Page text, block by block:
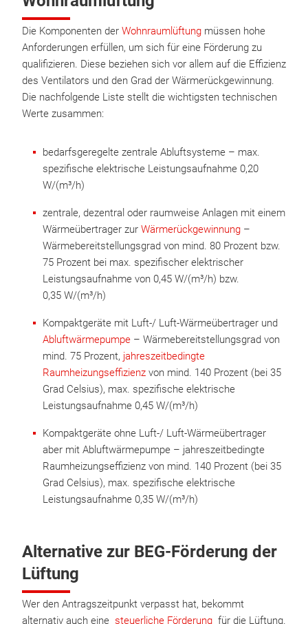
Die Komponenten der Wohnraumlüftung müssen hohe
Anforderungen erfüllen, um sich für eine Förderung zu
qualifizieren. Diese beziehen sich vor allem auf die Effizienz
des Ventilators und den Grad der Wärmerückgewinnung.
Die nachfolgende Liste stellt die wichtigsten technischen
Werte zusammen:
bedarfsgeregelte zentrale Abluftsysteme – max.
spezifische elektrische Leistungsaufnahme 0,20
W/(m³/h)
zentrale, dezentral oder raumweise Anlagen mit einem
Wärmeübertrager zur Wärmerückgewinnung –
Wärmebereitstellungsgrad von mind. 80 Prozent bzw.
75 Prozent bei max. spezifischer elektrischer
Leistungsaufnahme von 0,45 W/(m³/h) bzw.
0,35 W/(m³/h)
Kompaktgeräte mit Luft-/ Luft-Wärmeübertrager und
Abluftwärmepumpe – Wärmebereitstellungsgrad von
mind. 75 Prozent, jahreszeitbedingte
Raumheizungseffizienz von mind. 140 Prozent (bei 35
Grad Celsius), max. spezifische elektrische
Leistungsaufnahme 0,45 W/(m³/h)
Kompaktgeräte ohne Luft-/ Luft-Wärmeübertrager
aber mit Abluftwärmepumpe – jahreszeitbedingte
Raumheizungseffizienz von mind. 140 Prozent (bei 35
Grad Celsius), max. spezifische elektrische
Leistungsaufnahme 0,35 W/(m³/h)
Alternative zur BEG-Förderung der
Lüftung
Wer den Antragszeitpunkt verpasst hat, bekommt
alternativ auch eine steuerliche Förderung für die Lüftung.